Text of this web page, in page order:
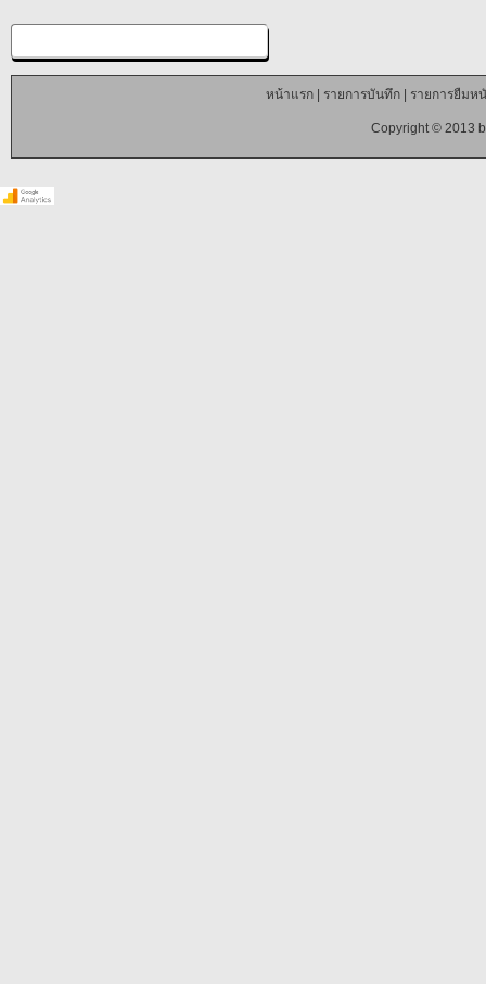
หน้าแรก| รายการบันทึก| รายการยืมห
Copyright © 2013